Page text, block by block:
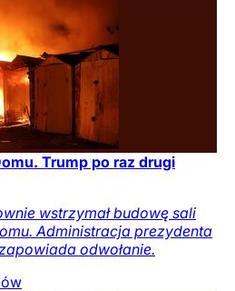
Trump po raz drugi
wstrzymał budowę sali
Administracja prezydenta
odwołanie.